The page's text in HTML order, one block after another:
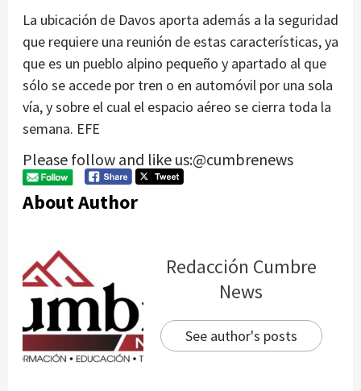
La ubicación de Davos aporta además a la seguridad
que requiere una reunión de estas características, ya
que es un pueblo alpino pequeño y apartado al que
sólo se accede por tren o en automóvil por una sola
vía, y sobre el cual el espacio aéreo se cierra toda la
semana. EFE
Please follow and like us:@cumbrenews
About Author
Redacción Cumbre
News
See author's posts